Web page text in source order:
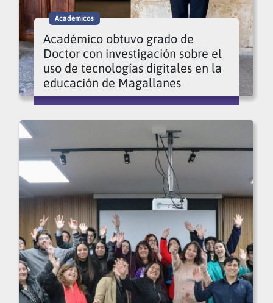
Academicos
Académico obtuvo grado de
Doctor con investigación sobre el
uso de tecnologías digitales en la
educación de Magallanes